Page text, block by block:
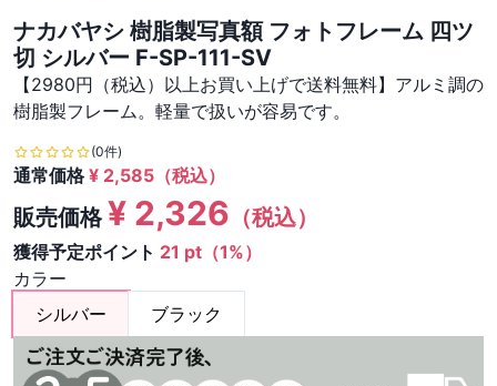
ナカバヤシ 樹脂製写真額 フォトフレーム 四ツ
切 シルバー F-SP-111-SV
【2980円（税込）以上お買い上げで送料無料】アルミ調の
樹脂製フレーム。軽量で扱いが容易です。
(0件)
通常価格¥ 2,585 （税込）
販売価格¥ 2,326 （税込）
獲得予定ポイント 21 pt（1%）
カラー
シルバー
ブラック